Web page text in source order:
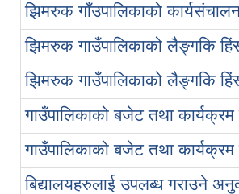
झिमरुक गाँउपालिकाको
झिमरुक गाउँपालिकाको लैङ्गकि
झिमरुक गाउँपालिकाको लैङ्गकि
गाउँपालिकाको बजेट तथा कार्यक्रम
गाउँपालिकाको बजेट तथा कार्यक्रम
बिद्यालयहरुलाई उपलब्ध गराउने